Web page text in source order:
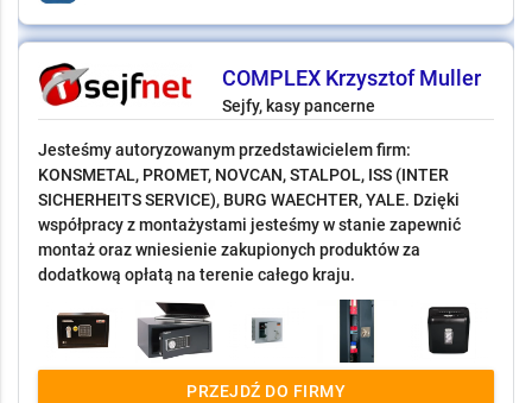
COMPLEX Krzysztof Muller
Sejfy, kasy pancerne
Jesteśmy autoryzowanym przedstawicielem firm:
KONSMETAL, PROMET, NOVCAN, STALPOL, ISS (INTER
SICHERHEITS SERVICE), BURG WAECHTER, YALE. Dzięki
współpracy z montażystami jesteśmy w stanie zapewnić
montaż oraz wniesienie zakupionych produktów za
dodatkową opłatą na terenie całego kraju.
PRZEJDŹ DO FIRMY